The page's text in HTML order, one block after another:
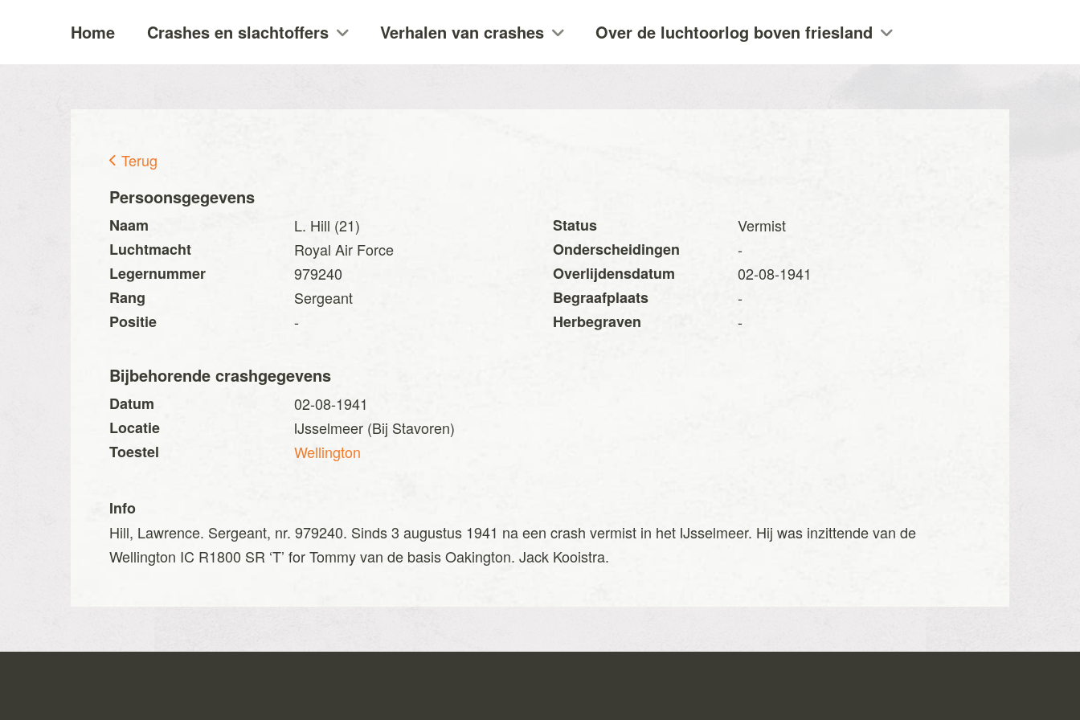
Home Crashes en slachtoffers Verhalen van crashes Over de luchtoorlog boven friesland
Terug
Persoonsgegevens
Naam
L. Hill (21)
Luchtmacht
Royal Air Force
Legernummer
979240
Rang
Sergeant
Positie
-
Status
Vermist
Onderscheidingen
-
Overlijdensdatum
02-08-1941
Begraafplaats
-
Herbegraven
-
Bijbehorende crashgegevens
Datum
02-08-1941
Locatie
IJsselmeer (Bij Stavoren)
Toestel
Wellington
Info
Hill, Lawrence. Sergeant, nr. 979240. Sinds 3 augustus 1941 na een crash vermist in het IJsselmeer. Hij was inzittende van de
Wellington IC R1800 SR ‘T’ for Tommy van de basis Oakington. Jack Kooistra.